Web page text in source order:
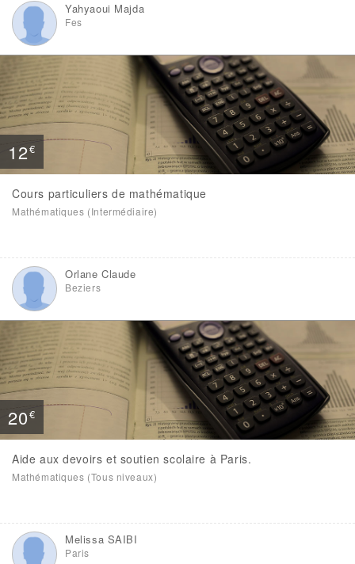
Yahyaoui Majda
Fes
12€
Cours particuliers de mathématique
Mathématiques (Intermédiaire)
Orlane Claude
Beziers
20€
Aide aux devoirs et soutien scolaire à Paris.
Mathématiques (Tous niveaux)
Melissa SAIBI
Paris